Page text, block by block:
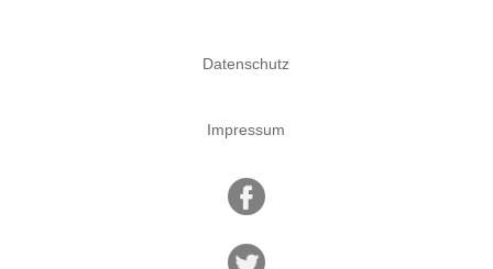
Datenschutz
Impressum